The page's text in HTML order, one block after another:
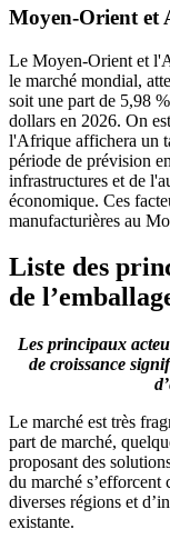
Moyen-Orient et
Le Moyen-Orient et
le marché mondial,
soit une part de 5,98
dollars en 2026. On
l'Afrique affichera un
période de prévision
infrastructures et de
économique. Ces
manufacturières au
Liste des
de
Les principaux
de croissance
Le marché est très
part de marché,
proposant des
du marché s’efforcent
diverses régions et
existante.